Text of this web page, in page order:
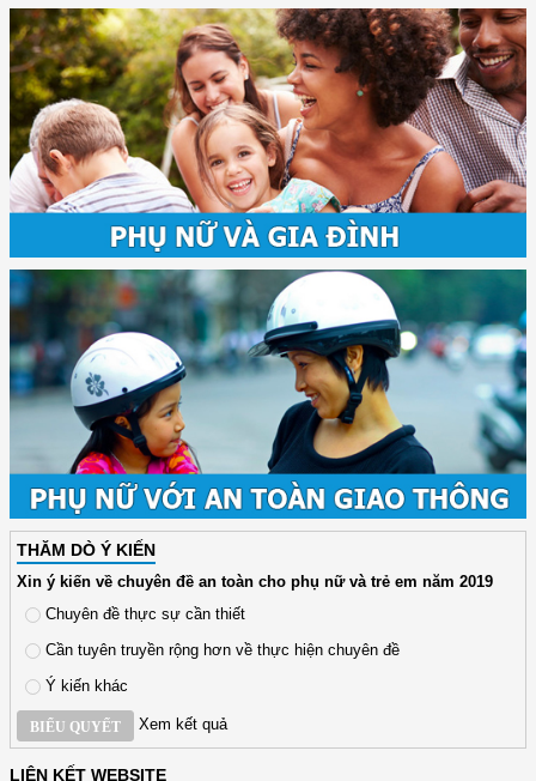
THĂM DÒ Ý KIẾN
Xin ý kiến về chuyên đề an toàn cho phụ nữ và trẻ em năm 2019
Chuyên đề thực sự cần thiết
Cần tuyên truyền rộng hơn về thực hiện chuyên đề
Ý kiến khác
BIỂU QUYẾT Xem kết quả
LIÊN KẾT WEBSITE